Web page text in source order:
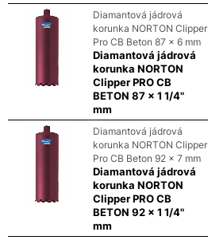
Diamantová jádrová
korunka NORTON Clipper
Pro CB Beton 87 x 6 mm
Diamantová jádrová
korunka NORTON
Clipper PRO CB
BETON 87 x 1 1/4"
mm
Diamantová jádrová
korunka NORTON Clipper
Pro CB Beton 92 x 7 mm
Diamantová jádrová
korunka NORTON
Clipper PRO CB
BETON 92 x 1 1/4"
mm